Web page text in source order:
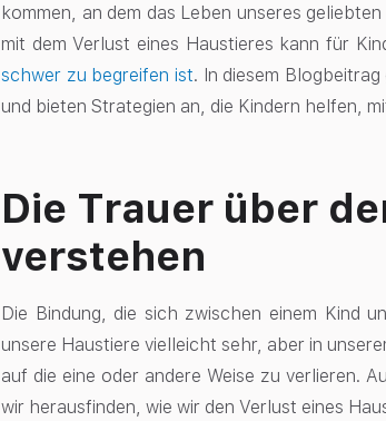
kommen, an dem das Leben unseres
mit dem Verlust eines Haustieres kann für
schwer zu begreifen ist. In diesem
und bieten Strategien an, die Kindern helfen,
Die Trauer über
verstehen
Die Bindung, die sich zwischen einem Kind
unsere Haustiere vielleicht sehr, aber in
auf die eine oder andere Weise zu verlieren.
wir herausfinden, wie wir den Verlust eines